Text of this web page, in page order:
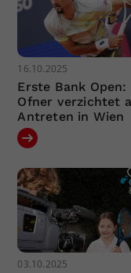
16.10.2025
Erste Bank Open:
Ofner verzichtet
Antreten in Wien
03.10.2025